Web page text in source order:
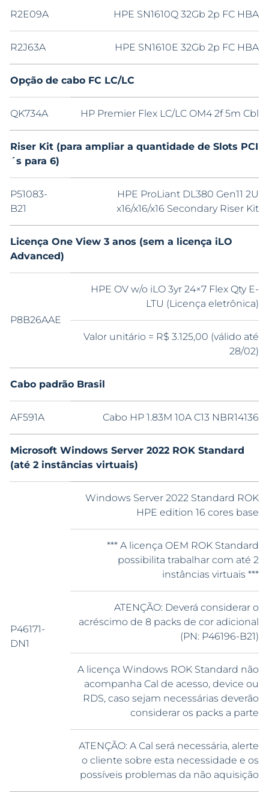
R2E09A HPE SN1610Q 32Gb 2p FC HBA
R2J63A HPE SN1610E 32Gb 2p FC HBA
Opção de cabo FC LC/LC
QK734A HP Premier Flex LC/LC OM4 2f 5m Cbl
Riser Kit (para ampliar a quantidade de Slots PCI
´s para 6)
P51083-
B21
HPE ProLiant DL380 Gen11 2U
x16/x16/x16 Secondary Riser Kit
Licença One View 3 anos (sem a licença iLO
Advanced)
P8B26AAE
HPE OV w/o iLO 3yr 24×7 Flex Qty E-
LTU (Licença eletrônica)
Valor unitário = R$ 3.125,00 (válido até
28/02)
Cabo padrão Brasil
AF591A Cabo HP 1.83M 10A C13 NBR14136
Microsoft Windows Server 2022 ROK Standard
(até 2 instâncias virtuais)
P46171-
DN1
Windows Server 2022 Standard ROK
HPE edition 16 cores base
*** A licença OEM ROK Standard
possibilita trabalhar com até 2
instâncias virtuais ***
ATENÇÃO: Deverá considerar o
acréscimo de 8 packs de cor adicional
(PN: P46196-B21)
A licença Windows ROK Standard não
acompanha Cal de acesso, device ou
RDS, caso sejam necessárias deverão
considerar os packs a parte
ATENÇÃO: A Cal será necessária, alerte
o cliente sobre esta necessidade e os
possíveis problemas da não aquisição